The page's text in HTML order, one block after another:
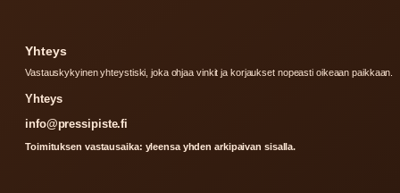
Yhteys
Vastauskykyinen yhteystiski, joka ohjaa vinkit ja korjaukset nopeasti oikeaan paikkaan.
Yhteys
info@pressipiste.fi
Toimituksen vastausaika: yleensa yhden arkipaivan sisalla.